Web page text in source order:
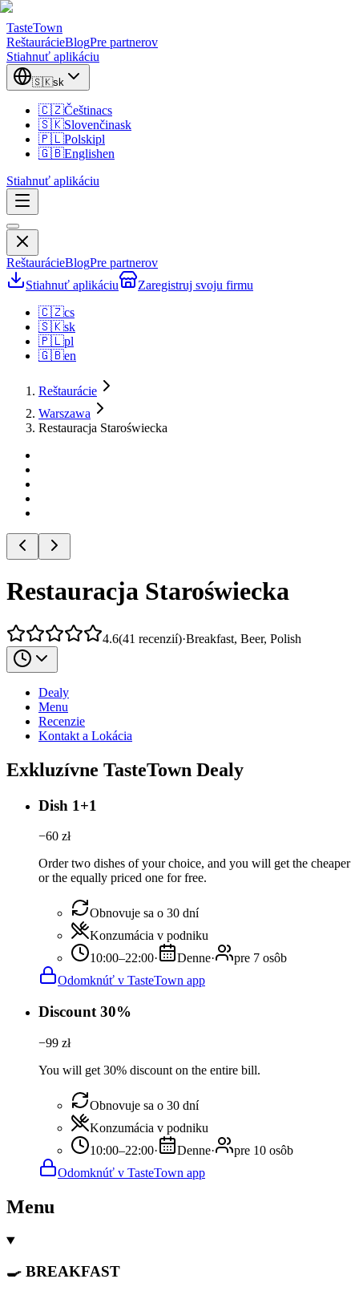
TasteTown
ReštaurácieBlogPre partnerov
Stiahnuť aplikáciu
🇸🇰sk
🇨🇿Češtinacs
🇸🇰Slovenčinask
🇵🇱Polskipl
🇬🇧Englishen
Stiahnuť aplikáciu
ReštaurácieBlogPre partnerov
Stiahnuť aplikáciu
Zaregistruj svoju firmu
🇨🇿cs
🇸🇰sk
🇵🇱pl
🇬🇧en
Reštaurácie
Warszawa
Restauracja Staroświecka
Restauracja Staroświecka
4.6(41 recenzií)·Breakfast, Beer, Polish
Dealy
Menu
Recenzie
Kontakt a Lokácia
Exkluzívne TasteTown Dealy
Dish 1+1
−60 zł
Order two dishes of your choice, and you will get the cheaper
or the equally priced one for free.
Obnovuje sa o 30 dní
Konzumácia v podniku
10:00–22:00· Denne·
pre 7 osôb
Odomknúť v TasteTown app
Discount 30%
−99 zł
You will get 30% discount on the entire bill.
Obnovuje sa o 30 dní
Konzumácia v podniku
10:00–22:00· Denne·
pre 10 osôb
Odomknúť v TasteTown app
Menu
🍳 BREAKFAST